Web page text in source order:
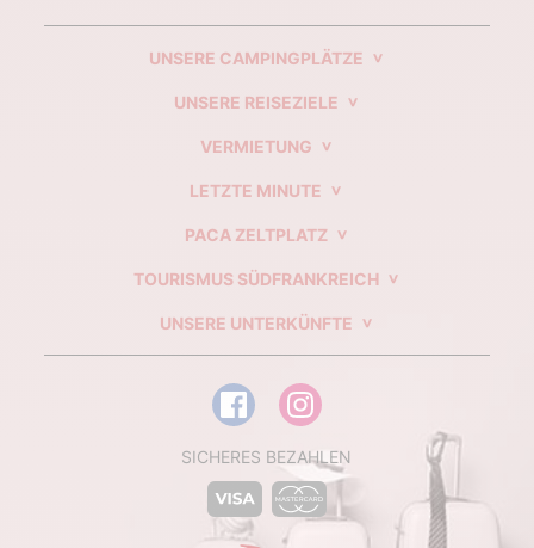
UNSERE CAMPINGPLÄTZE
UNSERE REISEZIELE
VERMIETUNG
LETZTE MINUTE
PACA ZELTPLATZ
TOURISMUS SÜDFRANKREICH
UNSERE UNTERKÜNFTE
SICHERES BEZAHLEN